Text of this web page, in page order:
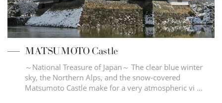
MATSUMOTO Castle
～National Treasure of Japan～ The clear blue winter
sky, the Northern Alps, and the snow-covered
Matsumoto Castle make for a very atmospheric vi …